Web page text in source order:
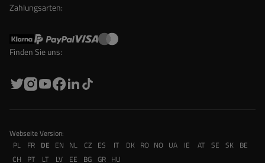
Zahlungsarten:
Finden Sie uns:
Webseite Version:
PL
FR DE EN NL CZ ES IT DK RO NO UA IE AT SE SK BE
CH
PT LT LV EE BG GR HU